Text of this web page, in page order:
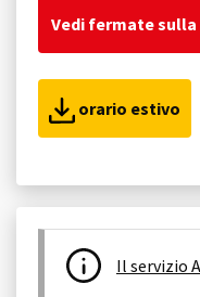
Vedi fermate sulla
orario estivo
Il servizio